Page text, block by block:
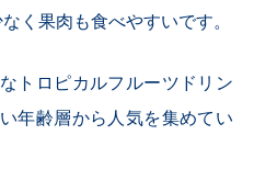
く果肉も食べやすいです。
トロピカルフルーツドリン
年齢層から人気を集めてい